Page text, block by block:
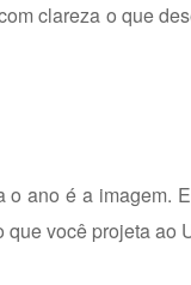
clareza o que
ano é a imagem.
você projeta ao